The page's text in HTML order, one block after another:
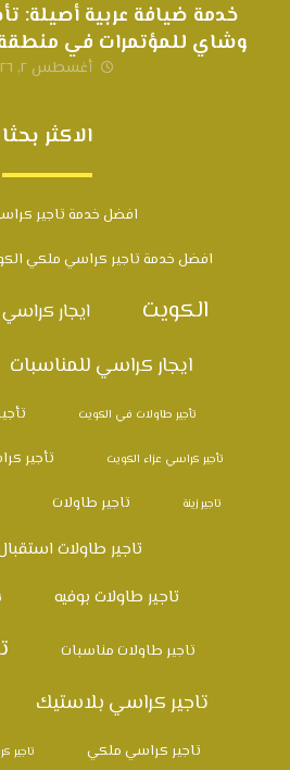
خدمة ضيافة عربية أصيلة:
وشاي للمؤتمرات في
أغسطس ٢, ٢٠٢٦
الاكثر بحثا
افضل خدمة تاجير
افضل خدمة تاجير كراسي ملكي
الكويت ايجار
ايجار كراسي للمناسبات
تأجير طاولات في الكويت
تأجير كراسي عزاء الكويت تأجير
تاجير زينة تاجير طاولات
تاجير طاولات
تاجير طاولات بوفيه
تاجير طاولات مناسبات
تاجير كراسي بلاستيك
تاجير كراسي ملكي تاجير